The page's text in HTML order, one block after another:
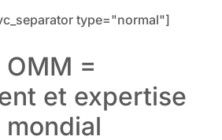
type="normal"]
OMM =
et expertise